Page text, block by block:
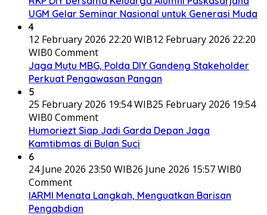
UGM Gelar Seminar Nasional untuk Generasi Muda
4
12 February 2026 22:20 WIB12 February 2026 22:20
WIB0 Comment
Jaga Mutu MBG, Polda DIY Gandeng Stakeholder
Perkuat Pengawasan Pangan
5
25 February 2026 19:54 WIB25 February 2026 19:54
WIB0 Comment
Humoriezt Siap Jadi Garda Depan Jaga
Kamtibmas di Bulan Suci
6
24 June 2026 23:50 WIB26 June 2026 15:57 WIB0
Comment
IARMI Menata Langkah, Menguatkan Barisan
Pengabdian